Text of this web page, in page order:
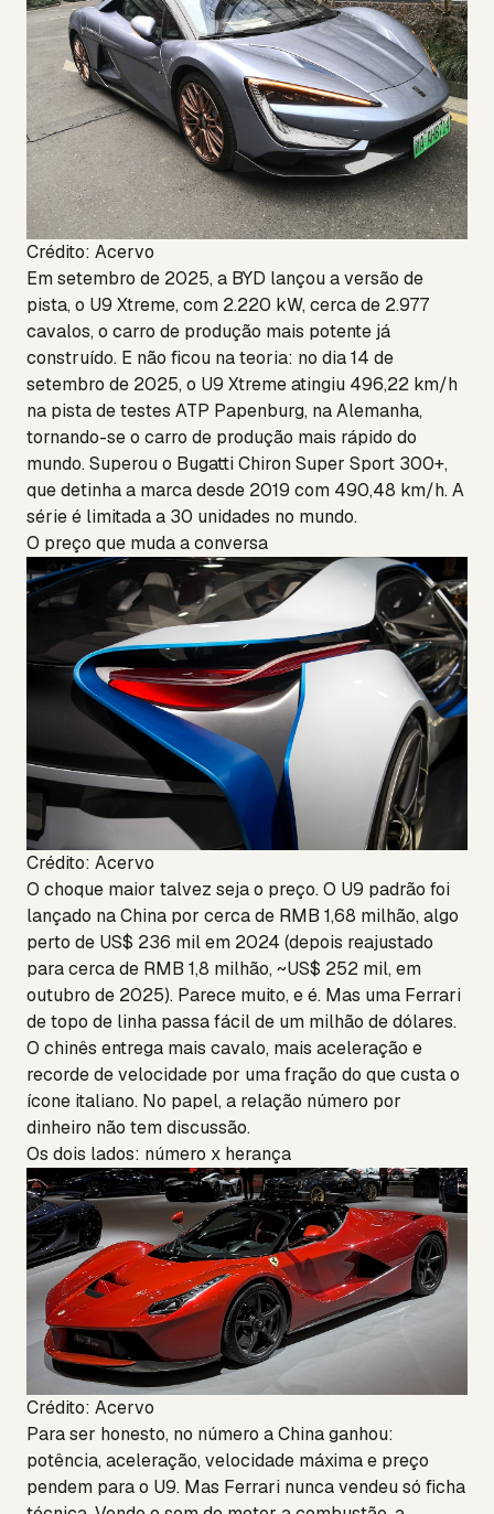
Crédito: Acervo
Em setembro de 2025, a BYD lançou a versão de
pista, o U9 Xtreme, com 2.220 kW, cerca de 2.977
cavalos, o carro de produção mais potente já
construído. E não ficou na teoria: no dia 14 de
setembro de 2025, o U9 Xtreme atingiu 496,22 km/h
na pista de testes ATP Papenburg, na Alemanha,
tornando-se o carro de produção mais rápido do
mundo. Superou o Bugatti Chiron Super Sport 300+,
que detinha a marca desde 2019 com 490,48 km/h. A
série é limitada a 30 unidades no mundo.
O preço que muda a conversa
Crédito: Acervo
O choque maior talvez seja o preço. O U9 padrão foi
lançado na China por cerca de RMB 1,68 milhão, algo
perto de US$ 236 mil em 2024 (depois reajustado
para cerca de RMB 1,8 milhão, ~US$ 252 mil, em
outubro de 2025). Parece muito, e é. Mas uma Ferrari
de topo de linha passa fácil de um milhão de dólares.
O chinês entrega mais cavalo, mais aceleração e
recorde de velocidade por uma fração do que custa o
ícone italiano. No papel, a relação número por
dinheiro não tem discussão.
Os dois lados: número x herança
Crédito: Acervo
Para ser honesto, no número a China ganhou:
potência, aceleração, velocidade máxima e preço
pendem para o U9. Mas Ferrari nunca vendeu só ficha